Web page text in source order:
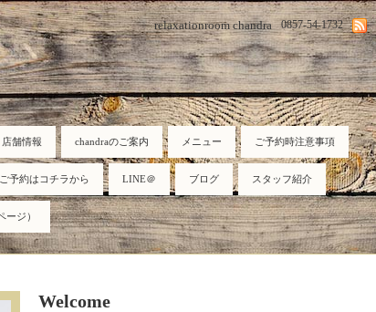
0857-54-1732
relaxationroom chandra
店舗情報 chandraのご案内 メニュー ご予約時注意事項
ご予約はコチラから LINE＠ ブログ スタッフ紹介
ジ）
Welcome